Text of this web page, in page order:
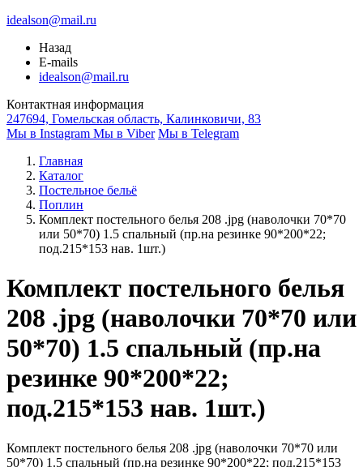
idealson@mail.ru
Назад
E-mails
idealson@mail.ru
Контактная информация
247694, Гомельская область, Калинковичи, 83
Мы в Instagram Мы в Viber Мы в Telegram
Главная
Каталог
Постельное бельё
Поплин
Комплект постельного белья 208 .jpg (наволочки 70*70
или 50*70) 1.5 спальный (пр.на резинке 90*200*22;
под.215*153 нав. 1шт.)
Комплект постельного белья
208 .jpg (наволочки 70*70 или
50*70) 1.5 спальный (пр.на
резинке 90*200*22;
под.215*153 нав. 1шт.)
Комплект постельного белья 208 .jpg (наволочки 70*70 или
50*70) 1.5 спальный (пр.на резинке 90*200*22; под.215*153